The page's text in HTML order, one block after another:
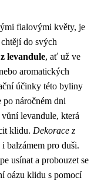
fialovými květy, je
do svých
levandule, ať už ve
aromatických
účinky této byliny
po náročném dni
levandule, která
klidu. Dekorace z
balzámem pro duši.
usínat a probouzet se
oázu klidu s pomocí